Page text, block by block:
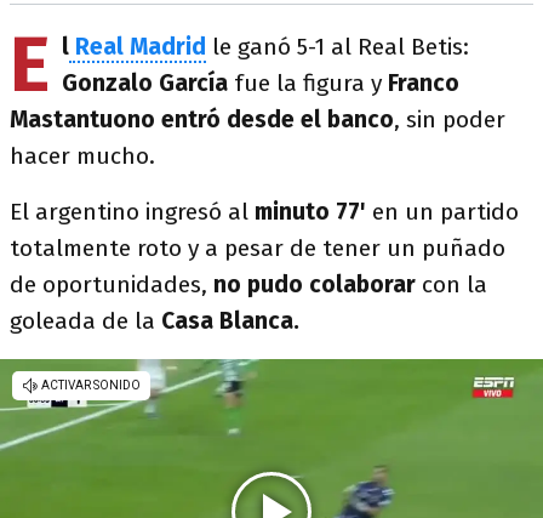
E l Real Madrid le ganó 5-1 al Real Betis:
Gonzalo García fue la figura y Franco
Mastantuono entró desde el banco, sin poder
hacer mucho.
El argentino ingresó al minuto 77' en un partido
totalmente roto y a pesar de tener un puñado
de oportunidades, no pudo colaborar con la
goleada de la Casa Blanca.